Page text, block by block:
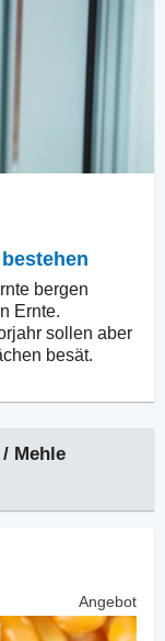
bergen
Ernte.
sollen aber
besät.
Mehle
Angebot